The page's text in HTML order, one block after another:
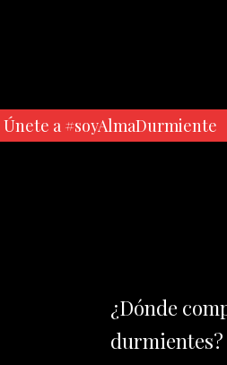
Únete a #soyAlmaDurmiente
¿Dónde
durmientes?